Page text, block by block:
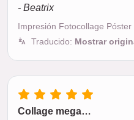
- Beatrix
Impresión Fotocollage Póster
Traducido: Mostrar
Collage mega…